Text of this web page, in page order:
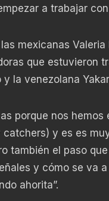
a trabajar con
mexicanas
que estuvieron
la venezolana
porque nos
y es es
también el paso
y cómo se va
ahorita”.